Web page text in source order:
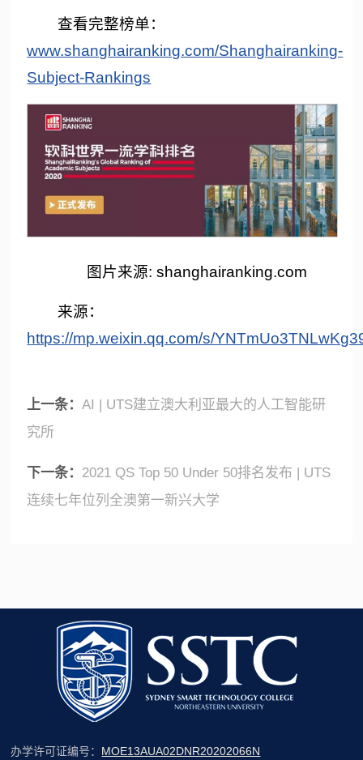
查看完整榜单：
www.shanghairanking.com/Shanghairanking-
Subject-Rankings
图片来源: shanghairanking.com
来源：
https://mp.weixin.qq.com/s/
上一条：AI | UTS建立澳大利亚最大的人工智能研
究所
下一条： 2021 QS Top 50 Under 50排名发布 | UTS
连续七年位列全澳第一新兴大学
办学许可证编号： MOE13AUA02DNR20202066N